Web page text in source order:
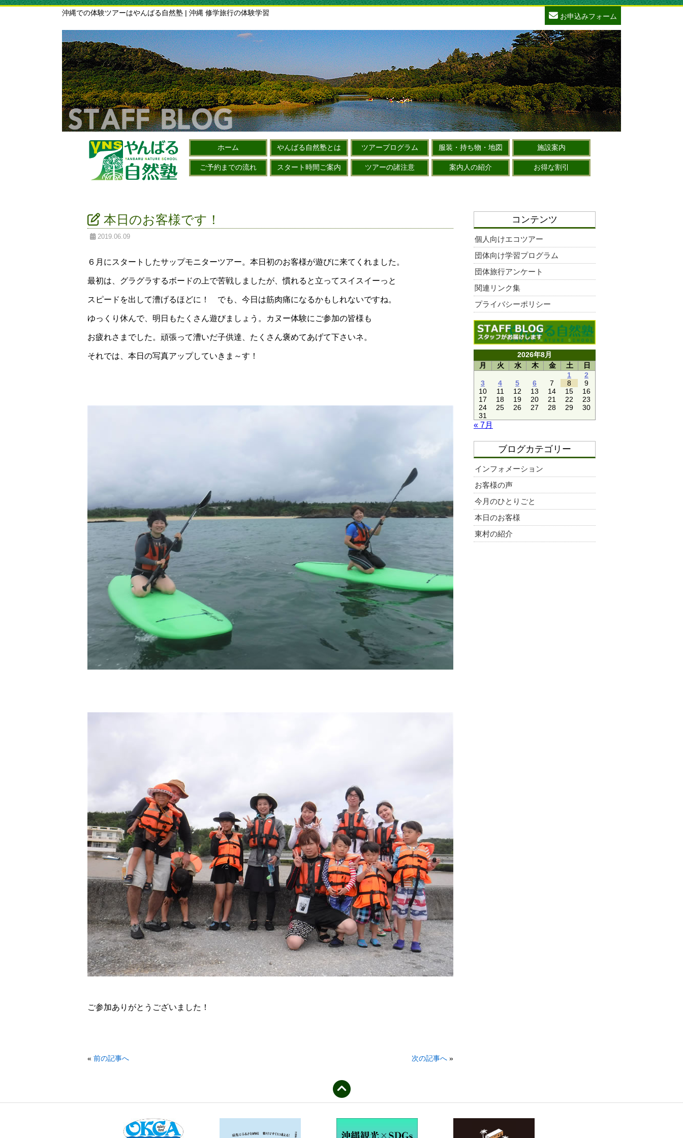
沖縄での体験ツアーはやんばる自然塾 | 沖縄 修学旅行の体験学習 お申込みフォーム
ホーム やんばる自然塾とは ツアープログラム 服装・持ち物・地図 施設案内
ご予約までの流れ スタート時間ご案内 ツアーの諸注意 案内人の紹介 お得な割引
本日のお客様です！
2019.06.09
６月にスタートしたサップモニターツアー。本日初のお客様が遊びに来てくれました。
最初は、グラグラするボードの上で苦戦しましたが、慣れると立ってスイスイーっと
スピードを出して漕げるほどに！ でも、今日は筋肉痛になるかもしれないですね。
ゆっくり休んで、明日もたくさん遊びましょう。カヌー体験にご参加の皆様も
お疲れさまでした。頑張って漕いだ子供達、たくさん褒めてあげて下さいネ。
それでは、本日の写真アップしていきま～す！
ご参加ありがとうございました！
« 前の記事へ 次の記事へ »
コンテンツ
個人向けエコツアー
団体向け学習プログラム
団体旅行アンケート
関連リンク集
プライバシーポリシー
2026年8月
月
火 水 木 金 土
日
1
2
3
4 5 6 7 8
9
10
11 12 13 14 15
16
17
18 19 20 21 22
23
24
25 26 27 28 29
30
31
« 7月
ブログカテゴリー
インフォメーション
お客様の声
今月のひとりごと
本日のお客様
東村の紹介